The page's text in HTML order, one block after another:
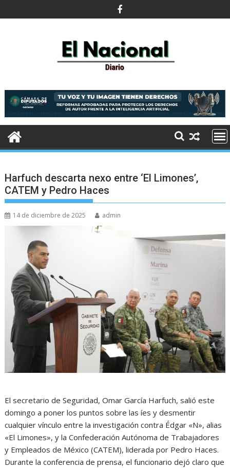
al
Harfuch descarta nexo entre ‘El Limones’,
CATEM y Pedro Haces
14 de diciembre de 2025 admin
El secretario de Seguridad, Omar García Harfuch, salió este
domingo a poner los puntos sobre las íes y desmentir
cualquier vínculo entre la investigación contra Édgar «N», alias
«El Limones», y la Confederación Autónoma de Trabajadores
y Empleados de México (CATEM), liderada por Pedro Haces.
Durante la conferencia de prensa, el funcionario dejó claro que